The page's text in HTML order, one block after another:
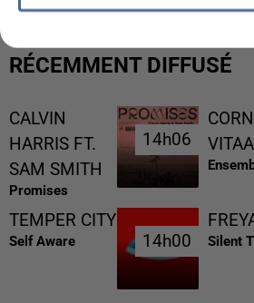
RÉCEMMENT DIFFUSÉ
CALVIN
HARRIS FT.
SAM SMITH
Promises
14h06
14h06
VITAA
TEMPER CITY
Self Aware 14h00
14h00 Silent